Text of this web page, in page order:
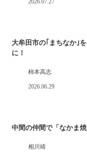
2026.07.27
大牟田市の｢まちなか｣
に！
柿本高志
2026.06.29
中間の仲間で「なかま
相川靖